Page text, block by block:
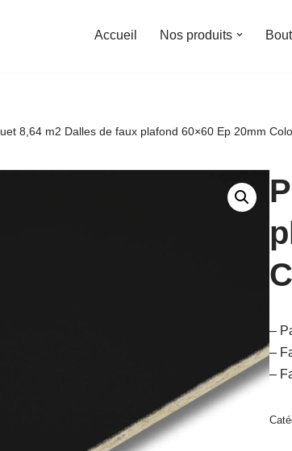
Accueil Nos produits
8,64 m2 Dalles de faux plafond 60×60 Ep 20mm
–
–
–